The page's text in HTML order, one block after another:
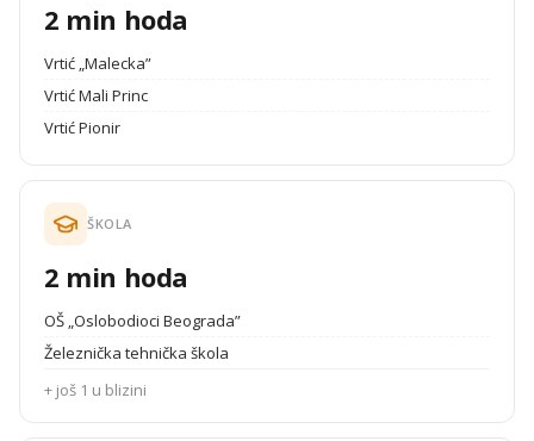
2 min hoda
Vrtić „Malecka”
Vrtić Mali Princ
Vrtić Pionir
ŠKOLA
2 min hoda
OŠ „Oslobodioci Beograda”
Železnička tehnička škola
+ još 1 u blizini